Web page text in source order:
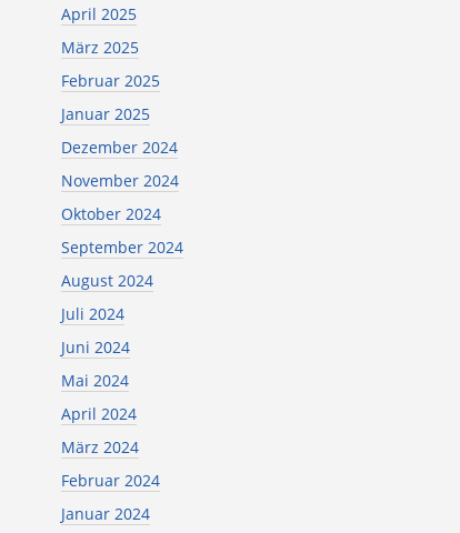
April 2025
März 2025
Februar 2025
Januar 2025
Dezember 2024
November 2024
Oktober 2024
September 2024
August 2024
Juli 2024
Juni 2024
Mai 2024
April 2024
März 2024
Februar 2024
Januar 2024